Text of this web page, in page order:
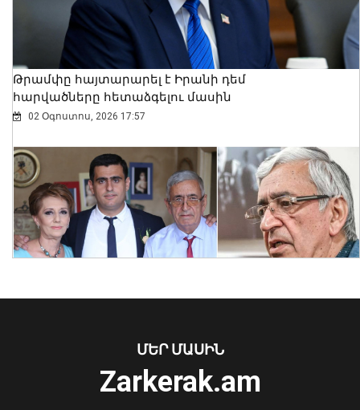
Դատախազությունն
«Արարատցեմենտ»-ի
սեփականության իրավունքով
07 Օգոստոս, 2026 18:06
Թրամփը հայտարարել է Իրանի դեմ
հարվածները հետաձգելու մասին
02 Օգոստոս, 2026 17:57
«Պարտվեցինք դաժան հիվանդության
ՄԵՐ ՄԱՍԻՆ
Zarkerak.am